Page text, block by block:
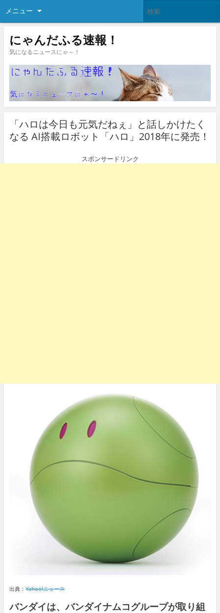
メニュー
にゃんだふる速報！
気になるニュースにゃ～！
「ハロは今日も元気だねぇ」と話しかけたく
なる AI搭載ロボット「ハロ」2018年に発売！
スポンサードリンク
出典： Yahoo!ニュース
バンダイは、バンダイナムコグループが取り組